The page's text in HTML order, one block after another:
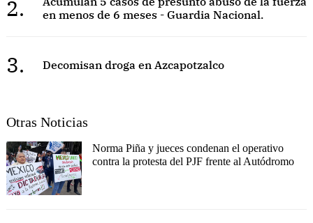
2.
en menos de 6 meses - Guardia Nacional.
3. Decomisan droga en Azcapotzalco
Otras Noticias
Norma Piña y jueces condenan el operativo
contra la protesta del PJF frente al Autódromo